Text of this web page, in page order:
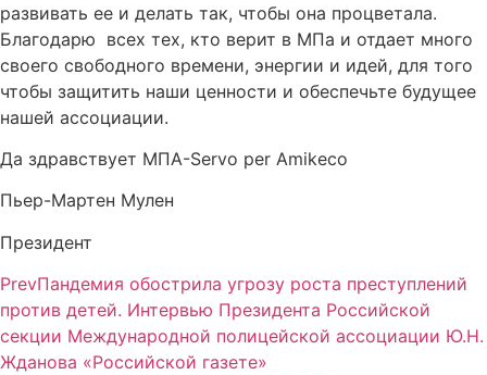
развивать ее и делать так, чтобы она процветала.
Благодарю всех тех, кто верит в МПа и отдает много
своего свободного времени, энергии и идей, для того
чтобы защитить наши ценности и обеспечьте будущее
нашей ассоциации.
Да здравствует МПА-Servo per Amikeco
Пьер-Мартен Мулен
Президент
PrevПандемия обострила угрозу роста преступлений
против детей. Интервью Президента Российской
секции Международной полицейской ассоциации Ю.Н.
Жданова «Российской газете»